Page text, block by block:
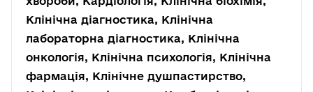
Клінічна діагностика, Клінічна
лабораторна діагностика, Клінічна
онкологія, Клінічна психологія, Клінічна
фармація, Клінічне душпастирство,